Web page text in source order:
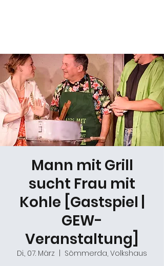
Mann mit Grill
sucht Frau mit
Kohle [Gastspiel |
GEW-
Veranstaltung]
Di., 07. März
Sömmerda, Volkshaus